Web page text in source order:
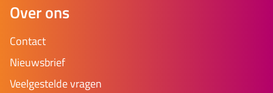
Over ons
Contact
Nieuwsbrief
Veelgestelde vragen